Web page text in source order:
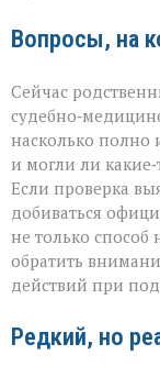
Вопросы, на
Сейчас
насколько полно
и могли ли
Если проверка
добиваться
не только способ
обратить
действий при
Редкий, но